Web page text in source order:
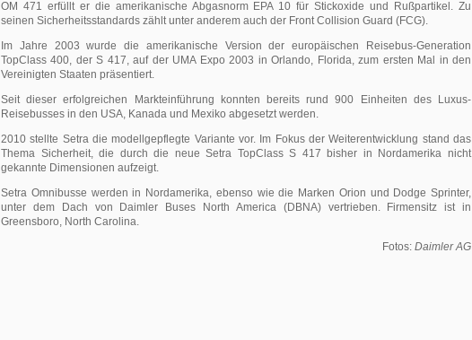
OM 471 erfüllt er die amerikanische Abgasnorm EPA 10 für Stickoxide und Rußpartikel. Zu
seinen Sicherheitsstandards zählt unter anderem auch der Front Collision Guard (FCG).
Im Jahre 2003 wurde die amerikanische Version der europäischen Reisebus-Generation
TopClass 400, der S 417, auf der UMA Expo 2003 in Orlando, Florida, zum ersten Mal in den
Vereinigten Staaten präsentiert.
Seit dieser erfolgreichen Markteinführung konnten bereits rund 900 Einheiten des Luxus-
Reisebusses in den USA, Kanada und Mexiko abgesetzt werden.
2010 stellte Setra die modellgepflegte Variante vor. Im Fokus der Weiterentwicklung stand das
Thema Sicherheit, die durch die neue Setra TopClass S 417 bisher in Nordamerika nicht
gekannte Dimensionen aufzeigt.
Setra Omnibusse werden in Nordamerika, ebenso wie die Marken Orion und Dodge Sprinter,
unter dem Dach von Daimler Buses North America (DBNA) vertrieben. Firmensitz ist in
Greensboro, North Carolina.
Fotos: Daimler AG